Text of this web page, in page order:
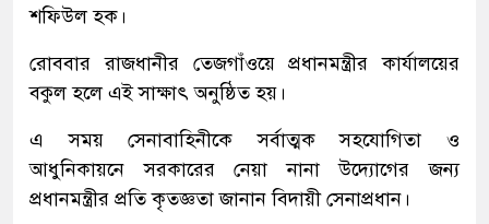
শফিউল হক।
রোববার রাজধানীর তেজগাঁওয়ে প্রধানমন্ত্রীর কার্যালয়ের
বকুল হলে এই সাক্ষাৎ অনুষ্ঠিত হয়।
এ সময় সেনাবাহিনীকে সর্বাত্মক সহযোগিতা ও
আধুনিকায়নে সরকারের নেয়া নানা উদ্যোগের জন্য
প্রধানমন্ত্রীর প্রতি কৃতজ্ঞতা জানান বিদায়ী সেনাপ্রধান।